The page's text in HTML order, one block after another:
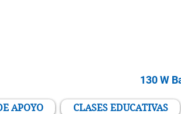
130 W
APOYO CLASES EDUCATIVAS